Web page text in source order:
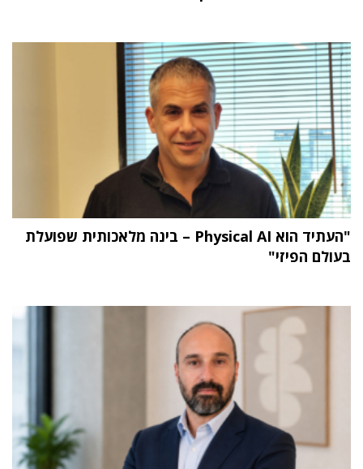
"העתיד הוא Physical AI – בינה מלאכותית שפועלת
בעולם הפיזי"